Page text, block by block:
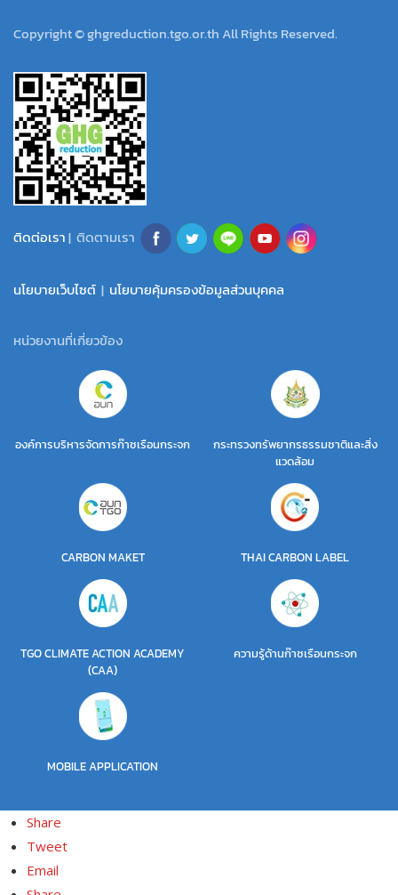
Copyright © ghgreduction.tgo.or.th All Rights Reserved.
ติดต่อเรา| ติดตามเรา
นโยบายเว็บไซต์ | นโยบายคุ้มครองข้อมูลส่วนบุคคล
หน่วยงานที่เกี่ยวข้อง
องค์การบริหารจัดการก๊าซเรือนกระจก
กระทรวงทรัพยากรธรรมชาติและสิ่ง
แวดล้อม
CARBON MAKET THAI CARBON LABEL
TGO CLIMATE ACTION ACADEMY
(CAA)
ความรู้ด้านก๊าซเรือนกระจก
MOBILE APPLICATION
Share
Tweet
Email